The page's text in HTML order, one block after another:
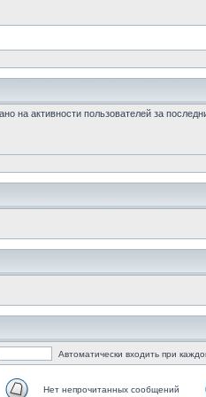
на активности пользователей за
Автоматически входить при
Нет непрочитанных сообщений